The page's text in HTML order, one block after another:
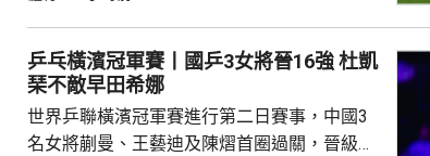
祖雲達斯球迷盛讚錫高華射入世界波，令賽事
更緊湊，亦提升陣中士氣。有台灣初中生特意
與家人來港支持祖雲達斯，...
乒乓橫濱冠軍賽丨國乒3女將晉16強 杜凱
琹不敵早田希娜
世界乒聯橫濱冠軍賽進行第二日賽事，中國3
名女將蒯曼、王藝迪及陳熠首圈過關，晉級女